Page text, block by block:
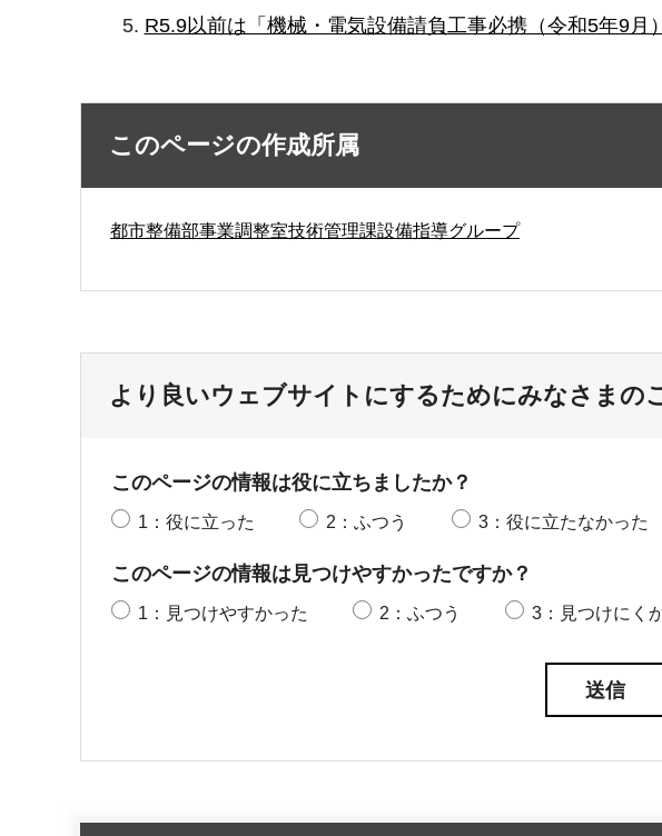
R5.9以前は「機械・電気設備請負工事必携（令和5年9月
このページの作成所属
都市整備部事業調整室技術管理課設備指導グループ
より良いウェブサイトにするためにみなさまの
このページの情報は役に立ちましたか？
1：役に立った 2：ふつう 3：役に立たなかった
このページの情報は見つけやすかったですか？
1：見つけやすかった 2：ふつう 3：見つけにく